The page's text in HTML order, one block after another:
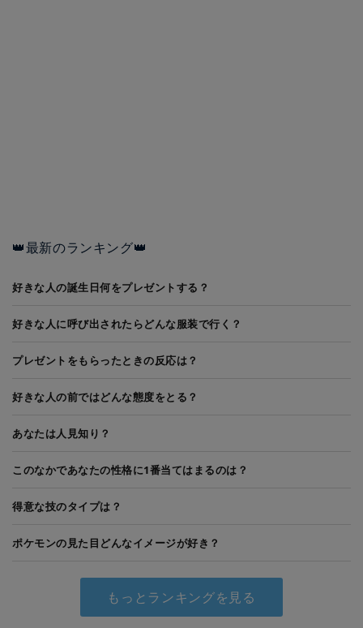
👑最新のランキング👑
好きな人の誕生日何をプレゼントする？
好きな人に呼び出されたらどんな服装で行く？
プレゼントをもらったときの反応は？
好きな人の前ではどんな態度をとる？
あなたは人見知り？
このなかであなたの性格に1番当てはまるのは？
得意な技のタイプは？
ポケモンの見た目どんなイメージが好き？
もっとランキングを見る